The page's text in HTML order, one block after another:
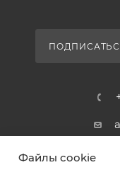
Файлы cookie